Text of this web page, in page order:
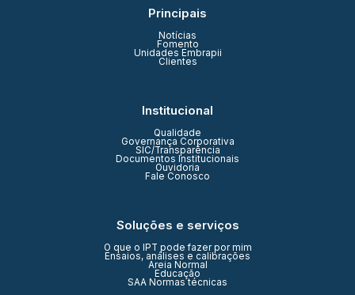
Principais
Notícias
Fomento
Unidades Embrapii
Clientes
Institucional
Qualidade
Governança Corporativa
SIC/Transparência
Documentos Institucionais
Ouvidoria
Fale Conosco
Soluções e serviços
O que o IPT pode fazer por mim
Ensaios, análises e calibrações
Areia Normal
Educação
SAA Normas técnicas